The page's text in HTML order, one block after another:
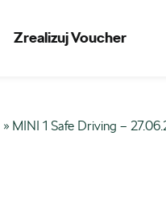
Zrealizuj Voucher
» MINI 1 Safe Driving –